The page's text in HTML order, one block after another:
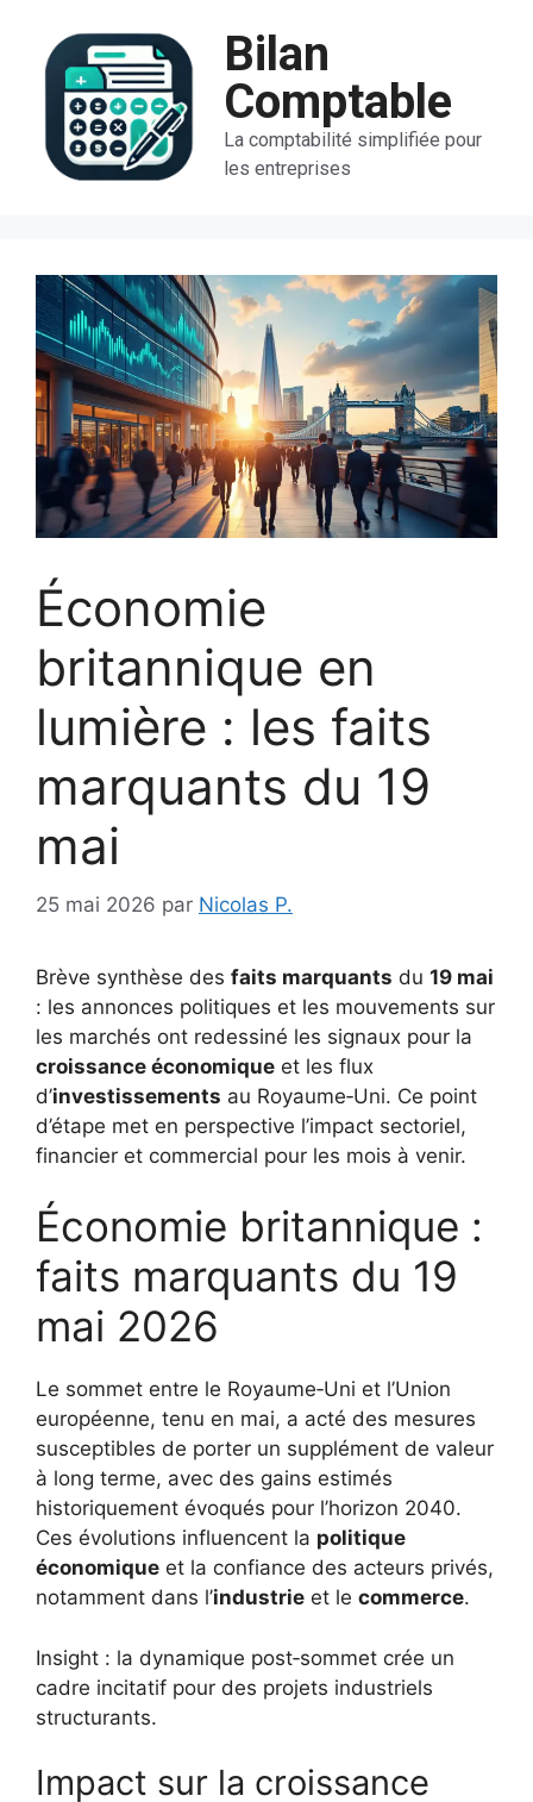
contenu
Bilan
Comptable
La comptabilité simplifiée pour
les entreprises
Économie
britannique en
lumière : les faits
marquants du 19
mai
25 mai 2026 par Nicolas P.
Brève synthèse des faits marquants du 19 mai
: les annonces politiques et les mouvements sur
les marchés ont redessiné les signaux pour la
croissance économique et les flux
d’investissements au Royaume‑Uni. Ce point
d’étape met en perspective l’impact sectoriel,
financier et commercial pour les mois à venir.
Économie britannique :
faits marquants du 19
mai 2026
Le sommet entre le Royaume‑Uni et l’Union
européenne, tenu en mai, a acté des mesures
susceptibles de porter un supplément de valeur
à long terme, avec des gains estimés
historiquement évoqués pour l’horizon 2040.
Ces évolutions influencent la politique
économique et la confiance des acteurs privés,
notamment dans l’industrie et le commerce.
Insight : la dynamique post‑sommet crée un
cadre incitatif pour des projets industriels
structurants.
Impact sur la croissance